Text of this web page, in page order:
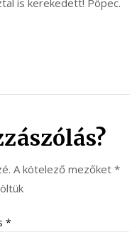
A kötelező mezőket *
*